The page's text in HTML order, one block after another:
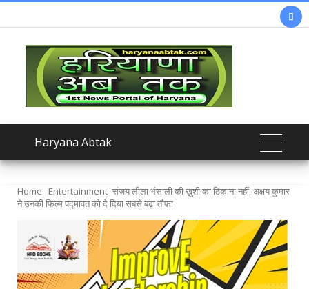

Haryana Abtak
Home Entertainment संजय लीला भंसाली की ख़ुशी का ठिकाना नहीं, अक्षय कुमार
ने उनकी फिल्म पद्मावत को दे दिया सबसे बढ़ा तौफ़ा